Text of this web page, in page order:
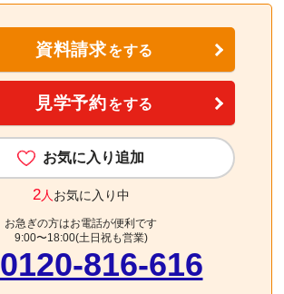
資料請求をする
見学予約をする
お気に入り追加
2人お気に入り中
お急ぎの方はお電話が便利です
9:00〜18:00(土日祝も営業)
0120-816-616